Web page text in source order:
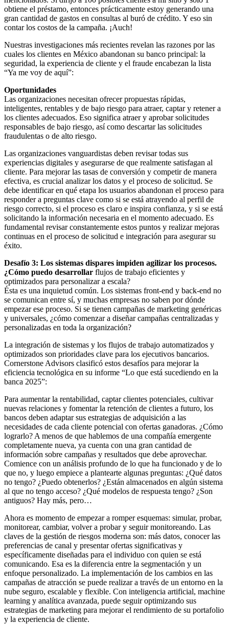
obtiene el préstamo, entonces prácticamente estoy generando una
gran cantidad de gastos en consultas al buró de crédito. Y eso sin
contar los costos de la campaña. ¡Auch!
Nuestras investigaciones más recientes revelan las razones por las
cuales los clientes en México abandonan su banco principal: la
seguridad, la experiencia de cliente y el fraude encabezan la lista
“Ya me voy de aquí”:
Oportunidades
Las organizaciones necesitan ofrecer propuestas rápidas,
inteligentes, rentables y de bajo riesgo para atraer, captar y retener a
los clientes adecuados. Eso significa atraer y aprobar solicitudes
responsables de bajo riesgo, así como descartar las solicitudes
fraudulentas o de alto riesgo.
Las organizaciones vanguardistas deben revisar todas sus
experiencias digitales y asegurarse de que realmente satisfagan al
cliente. Para mejorar las tasas de conversión y competir de manera
efectiva, es crucial analizar los datos y el proceso de solicitud. Se
debe identificar en qué etapa los usuarios abandonan el proceso para
responder a preguntas clave como si se está atrayendo al perfil de
riesgo correcto, si el proceso es claro e inspira confianza, y si se está
solicitando la información necesaria en el momento adecuado. Es
fundamental revisar constantemente estos puntos y realizar mejoras
continuas en el proceso de solicitud e integración para asegurar su
éxito.
Desafío 3: Los sistemas dispares impiden agilizar los procesos.
¿Cómo puedo desarrollar flujos de trabajo eficientes y
optimizados para personalizar a escala?
Ésta es una inquietud común. Los sistemas front-end y back-end no
se comunican entre sí, y muchas empresas no saben por dónde
empezar ese proceso. Si se tienen campañas de marketing genéricas
y universales, ¿cómo comenzar a diseñar campañas centralizadas y
personalizadas en toda la organización?
La integración de sistemas y los flujos de trabajo automatizados y
optimizados son prioridades clave para los ejecutivos bancarios.
Cornerstone Advisors clasificó estos desafíos para mejorar la
eficiencia tecnológica en su informe “Lo que está sucediendo en la
banca 2025”:
Para aumentar la rentabilidad, captar clientes potenciales, cultivar
nuevas relaciones y fomentar la retención de clientes a futuro, los
bancos deben adaptar sus estrategias de adquisición a las
necesidades de cada cliente potencial con ofertas ganadoras. ¿Cómo
lograrlo? A menos de que hablemos de una compañía emergente
completamente nueva, ya cuenta con una gran cantidad de
información sobre campañas y resultados que debe aprovechar.
Comience con un análisis profundo de lo que ha funcionado y de lo
que no, y luego empiece a plantearte algunas preguntas: ¿Qué datos
no tengo? ¿Puedo obtenerlos? ¿Están almacenados en algún sistema
al que no tengo acceso? ¿Qué modelos de respuesta tengo? ¿Son
antiguos? Hay más, pero…
Ahora es momento de empezar a romper esquemas: simular, probar,
monitorear, cambiar, volver a probar y seguir monitoreando. Las
claves de la gestión de riesgos moderna son: más datos, conocer las
preferencias de canal y presentar ofertas significativas y
específicamente diseñadas para el individuo con quien se está
comunicando. Esa es la diferencia entre la segmentación y un
enfoque personalizado. La implementación de los cambios en las
campañas de atracción se puede realizar a través de un entorno en la
nube seguro, escalable y flexible. Con inteligencia artificial, machine
learning y analítica avanzada, puede seguir optimizando sus
estrategias de marketing para mejorar el rendimiento de su portafolio
y la experiencia de cliente.